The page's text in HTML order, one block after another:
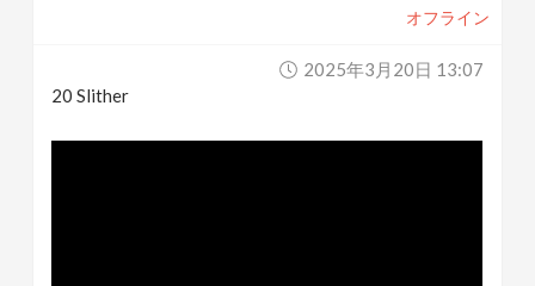
オフライン
2025年3月20日 13:07
20 Slither